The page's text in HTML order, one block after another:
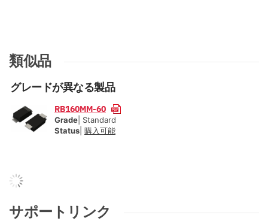
類似品
グレードが異なる製品
RB160MM-60
Grade | Standard
Status 購入可能
サポートリンク